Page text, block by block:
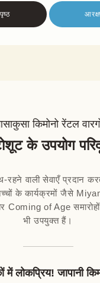
किमोनो रेंटल
के उपयोग
रहने वाली सेवाएँ प्रदान
के कार्यक्रमों जैसे
of Age
भी उपयुक्त हैं।
में लोकप्रिय! जापानी